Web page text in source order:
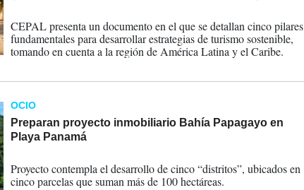
CEPAL presenta un documento en el que se detallan cinco pilares
fundamentales para desarrollar estrategias de turismo sostenible,
tomando en cuenta a la región de América Latina y el Caribe.
OCIO
Preparan proyecto inmobiliario Bahía Papagayo en
Playa Panamá
Proyecto contempla el desarrollo de cinco “distritos”, ubicados en
cinco parcelas que suman más de 100 hectáreas.